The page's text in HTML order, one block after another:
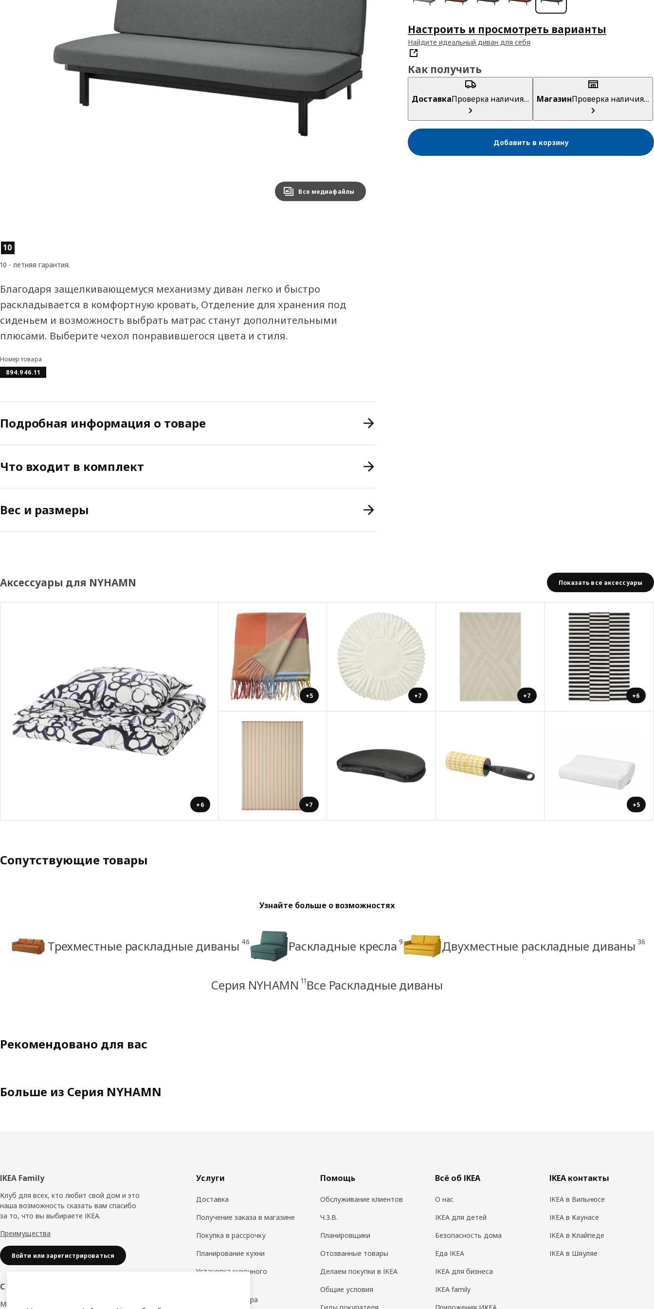
Image zoomed out, normal view
Все медиафайлы
Настроить и просмотреть варианты
Найдите идеальный диван для себя
Как получить
ДоставкаПроверка наличия… МагазинПроверка наличия…
Добавить в корзину
Характеристики товара
10
10 - летняя гарантия.
Благодаря защелкивающемуся механизму диван легко и быстро
раскладывается в комфортную кровать, Отделение для хранения под
сиденьем и возможность выбрать матрас станут дополнительными
плюсами. Выберите чехол понравившегося цвета и стиля.
Номер товара
894.946.11
Подробная информация о товаре
Что входит в комплект
Вес и размеры
Аксессуары для NYHAMN Показать все аксессуары
+6
+5 +7 +7 +6
+7 +5
Сопутствующие товары
Узнайте больше о возможностях
Трехместные раскладные диваны 46 Раскладные кресла 9 Двухместные раскладные диваны 36
Серия NYHAMN 11 Все Раскладные диваны
Рекомендовано для вас
Больше из Серия NYHAMN
Нижний
колонтитул
IKEA Family
Клуб для всех, кто любит свой дом и это
наша возможность сказать вам спасибо
за то, что вы выбираете IKEA.
Преимущества
Войти или зарегистрироваться
С заботой о вашем бизнесе
Мы в IKEA, предлагаем безупречный
Услуги
Доставка
Получение заказа в магазине
Покупка в рассрочку
Планирование кухни
Установка кухонного
Дизайн интерьера
Помощь
Обслуживание клиентов
Ч.З.В.
Планировщики
Отозванные товары
Делаем покупки в IKEA
Общие условия
Всё об IKEA
О нас
IKEA для детей
Безопасность дома
Еда IKEA
IKEA для бизнеса
IKEA family
IKEA контакты
IKEA в Вильнюсе
IKEA в Каунасе
IKEA в Клайпеде
IKEA в Шяуляе